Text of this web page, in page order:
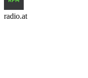
radio.at